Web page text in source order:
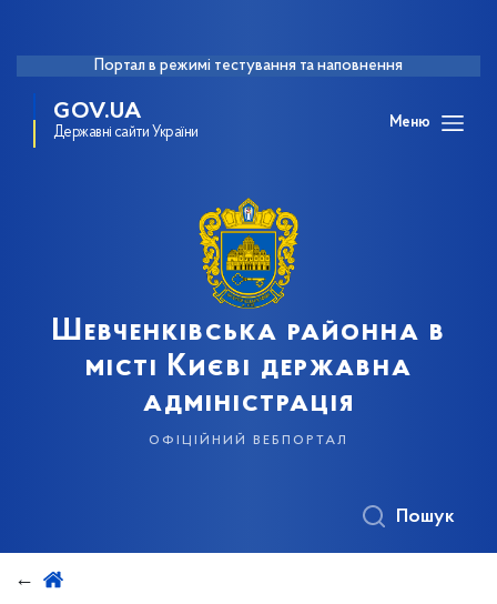
Портал в режимі тестування та наповнення
GOV.UA
Державні сайти України
Меню
Шевченківська районна в
місті Києві державна
адміністрація
офіційний вебпортал
Пошук